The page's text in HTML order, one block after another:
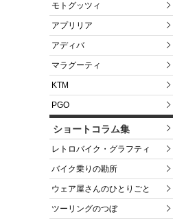
モトグッツィ
アプリリア
アディバ
マラグーティ
KTM
PGO
ショートコラム集
レトロバイク・グラフティ
バイク乗りの勘所
ウェア屋さんのひとりごと
ツーリングのつぼ